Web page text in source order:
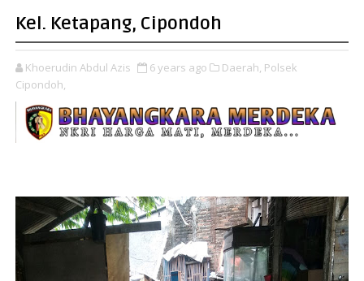
Kel. Ketapang, Cipondoh
Khoerudin Abdul Azis 6 years ago Daerah, Polsek
Cipondoh,